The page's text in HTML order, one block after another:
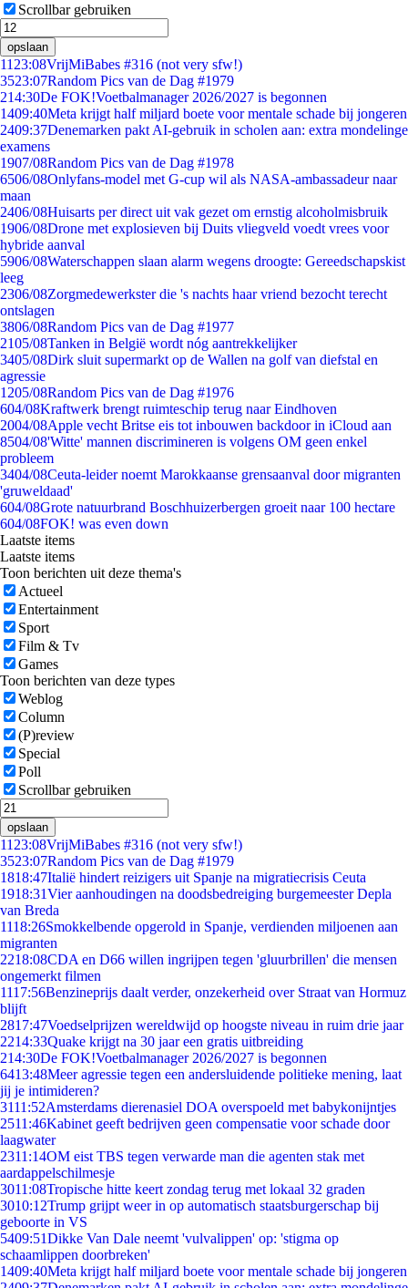
Scrollbar gebruiken
opslaan
11 23:08VrijMiBabes #316 (not very sfw!)
3523:07Random Pics van de Dag #1979
214:30De FOK!Voetbalmanager 2026/2027 is begonnen
1409:40Meta krijgt half miljard boete voor mentale schade bij jongeren
2409:37Denemarken pakt AI-gebruik in scholen aan: extra mondelinge
examens
1907/08Random Pics van de Dag #1978
6506/08Onlyfans-model met G-cup wil als NASA-ambassadeur naar
maan
2406/08Huisarts per direct uit vak gezet om ernstig alcoholmisbruik
1906/08Drone met explosieven bij Duits vliegveld voedt vrees voor
hybride aanval
5906/08Waterschappen slaan alarm wegens droogte: Gereedschapskist
leeg
2306/08Zorgmedewerkster die 's nachts haar vriend bezocht terecht
ontslagen
3806/08Random Pics van de Dag #1977
2105/08Tanken in België wordt nóg aantrekkelijker
3405/08Dirk sluit supermarkt op de Wallen na golf van diefstal en
agressie
1205/08Random Pics van de Dag #1976
604/08Kraftwerk brengt ruimteschip terug naar Eindhoven
2004/08Apple vecht Britse eis tot inbouwen backdoor in iCloud aan
8504/08'Witte' mannen discrimineren is volgens OM geen enkel
probleem
3404/08Ceuta-leider noemt Marokkaanse grensaanval door migranten
'gruweldaad'
604/08Grote natuurbrand Boschhuizerbergen groeit naar 100 hectare
604/08FOK! was even down
Laatste items
Laatste items
Toon berichten uit deze thema's
Actueel
Entertainment
Sport
Film & Tv
Games
Toon berichten van deze types
Weblog
Column
(P)review
Special
Poll
Scrollbar gebruiken
opslaan
11 23:08VrijMiBabes #316 (not very sfw!)
3523:07Random Pics van de Dag #1979
1818:47Italië hindert reizigers uit Spanje na migratiecrisis Ceuta
1918:31Vier aanhoudingen na doodsbedreiging burgemeester Depla
van Breda
1118:26Smokkelbende opgerold in Spanje, verdienden miljoenen aan
migranten
2218:08CDA en D66 willen ingrijpen tegen 'gluurbrillen' die mensen
ongemerkt filmen
1117:56Benzineprijs daalt verder, onzekerheid over Straat van Hormuz
blijft
2817:47Voedselprijzen wereldwijd op hoogste niveau in ruim drie jaar
2214:33Quake krijgt na 30 jaar een gratis uitbreiding
214:30De FOK!Voetbalmanager 2026/2027 is begonnen
6413:48Meer agressie tegen een andersluidende politieke mening, laat
jij je intimideren?
3111:52Amsterdams dierenasiel DOA overspoeld met babykonijntjes
2511:46Kabinet geeft bedrijven geen compensatie voor schade door
laagwater
2311:14OM eist TBS tegen verwarde man die agenten stak met
aardappelschilmesje
3011:08Tropische hitte keert zondag terug met lokaal 32 graden
3010:12Trump grijpt weer in op automatisch staatsburgerschap bij
geboorte in VS
5409:51Dikke Van Dale neemt 'vulvalippen' op: 'stigma op
schaamlippen doorbreken'
1409:40Meta krijgt half miljard boete voor mentale schade bij jongeren